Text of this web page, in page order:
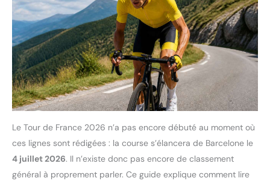
Le Tour de France 2026 n’a pas encore débuté au moment où
ces lignes sont rédigées : la course s’élancera de Barcelone le
4 juillet 2026. Il n’existe donc pas encore de classement
général à proprement parler. Ce guide explique comment lire